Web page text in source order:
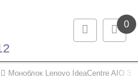
0
Моноблок Lenovo IdeaCentre AIO 3